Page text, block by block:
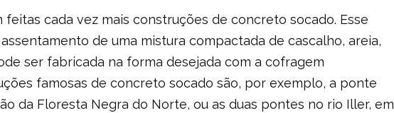
feitas cada vez mais construções de concreto socado. Esse
de uma mistura compactada de cascalho, areia,
ser fabricada na forma desejada com a cofragem
famosas de concreto socado são, por exemplo, a ponte
da Floresta Negra do Norte, ou as duas pontes no rio Iller, em